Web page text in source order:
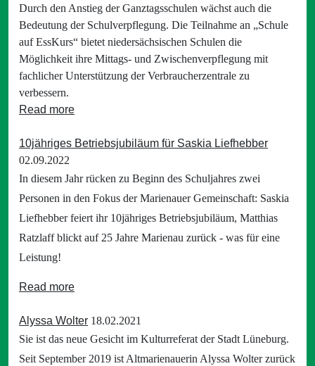
Durch den Anstieg der Ganztagsschulen wächst auch die
Bedeutung der Schulverpflegung. Die Teilnahme an „Schule
auf EssKurs“ bietet niedersächsischen Schulen die
Möglichkeit ihre Mittags- und Zwischenverpflegung mit
fachlicher Unterstützung der Verbraucherzentrale zu
verbessern.
Read more
10jähriges Betriebsjubiläum für Saskia Liefhebber
02.09.2022
In diesem Jahr rücken zu Beginn des Schuljahres zwei
Personen in den Fokus der Marienauer Gemeinschaft: Saskia
Liefhebber feiert ihr 10jähriges Betriebsjubiläum, Matthias
Ratzlaff blickt auf 25 Jahre Marienau zurück - was für eine
Leistung!
Read more
Alyssa Wolter 18.02.2021
Sie ist das neue Gesicht im Kulturreferat der Stadt Lüneburg.
Seit September 2019 ist Altmarienauerin Alyssa Wolter zurück